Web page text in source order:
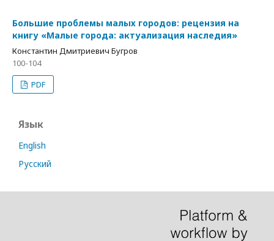
Большие проблемы малых городов: рецензия на
книгу «Малые города: актуализация наследия»
Константин Дмитриевич Бугров
100-104
PDF
Язык
English
Русский